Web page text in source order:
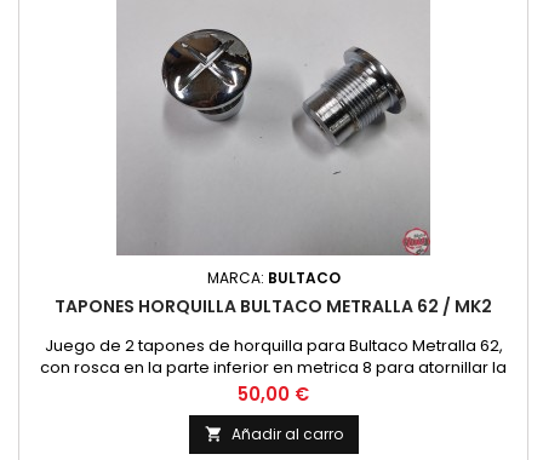
MARCA: BULTACO
TAPONES HORQUILLA BULTACO METRALLA 62 / MK2
Juego de 2 tapones de horquilla para Bultaco Metralla 62,
con rosca en la parte inferior en metrica 8 para atornillar la
varilla de los hidraulicos.
Precio
50,00 €
 Añadir al carro